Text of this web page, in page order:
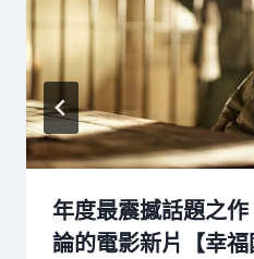
年度最震撼話題之
論的電影新片【幸福